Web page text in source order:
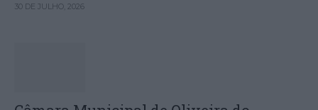
30 DE JULHO, 2026